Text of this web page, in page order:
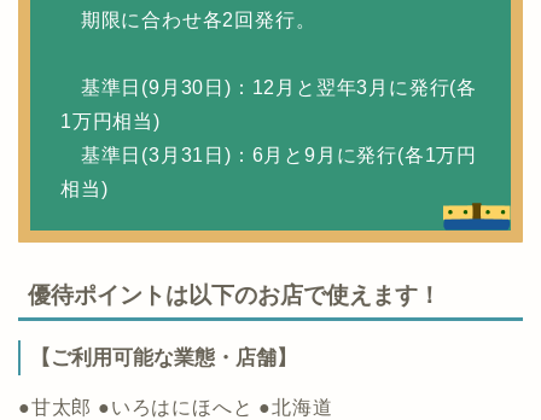
期限に合わせ各2回発行。
基準日(9月30日)：12月と翌年3月に発行(各
1万円相当)
基準日(3月31日)：6月と9月に発行(各1万円
相当)
優待ポイントは以下のお店で使えます！
【ご利用可能な業態・店舗】
●甘太郎 ●いろはにほへと ●北海道